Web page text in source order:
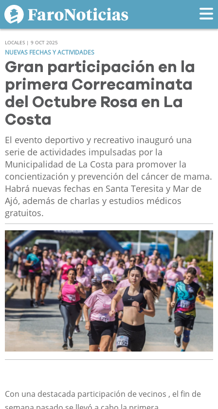
LOCALES | 9 OCT 2025
NUEVAS FECHAS Y ACTIVIDADES
Gran participación en la
primera Correcaminata
del Octubre Rosa en La
Costa
El evento deportivo y recreativo inauguró una
serie de actividades impulsadas por la
Municipalidad de La Costa para promover la
concientización y prevención del cáncer de mama.
Habrá nuevas fechas en Santa Teresita y Mar de
Ajó, además de charlas y estudios médicos
gratuitos.
Con una destacada participación de vecinos , el fin de